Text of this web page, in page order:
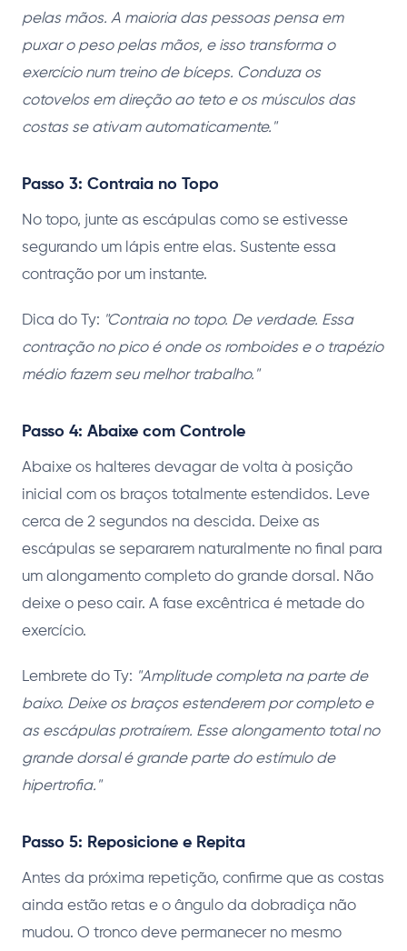
pelas mãos. A maioria das pessoas pensa em
puxar o peso pelas mãos, e isso transforma o
exercício num treino de bíceps. Conduza os
cotovelos em direção ao teto e os músculos das
costas se ativam automaticamente."
Passo 3: Contraia no Topo
No topo, junte as escápulas como se estivesse
segurando um lápis entre elas. Sustente essa
contração por um instante.
Dica do Ty: "Contraia no topo. De verdade. Essa
contração no pico é onde os romboides e o trapézio
médio fazem seu melhor trabalho."
Passo 4: Abaixe com Controle
Abaixe os halteres devagar de volta à posição
inicial com os braços totalmente estendidos. Leve
cerca de 2 segundos na descida. Deixe as
escápulas se separarem naturalmente no final para
um alongamento completo do grande dorsal. Não
deixe o peso cair. A fase excêntrica é metade do
exercício.
Lembrete do Ty: "Amplitude completa na parte de
baixo. Deixe os braços estenderem por completo e
as escápulas protraírem. Esse alongamento total no
grande dorsal é grande parte do estímulo de
hipertrofia."
Passo 5: Reposicione e Repita
Antes da próxima repetição, confirme que as costas
ainda estão retas e o ângulo da dobradiça não
mudou. O tronco deve permanecer no mesmo